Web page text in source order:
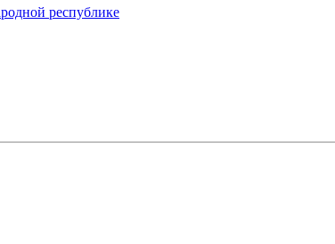
республике